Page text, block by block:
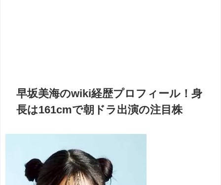
早坂美海のwiki経歴プロフィール！身
長は161cmで朝ドラ出演の注目株